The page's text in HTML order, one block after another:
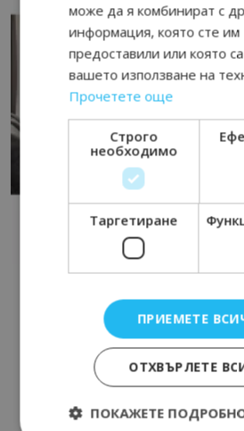
може да я комбинират с
информация, която сте им
предоставили или която
вашето използване на
Прочетете още
Строго
необходимо
Таргетиране
ПРИЕМЕТЕ
ОТХВЪРЛЕТЕ
ПОКАЖЕТЕ